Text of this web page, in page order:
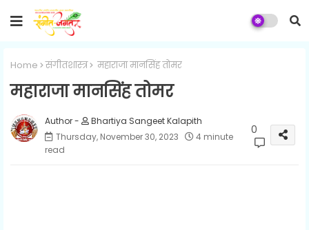
Home संगीतशास्त्र महाराजा मानसिंह तोमर
महाराजा मानसिंह तोमर
Bhartiya Sangeet Kalapith
Thursday, November 30, 2023
4 minute
read
0